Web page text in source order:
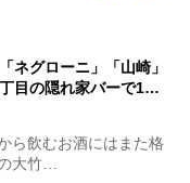
ネグローニ」「山崎」
目の隠れ家バーで1…
ら飲むお酒にはまた格
大竹…